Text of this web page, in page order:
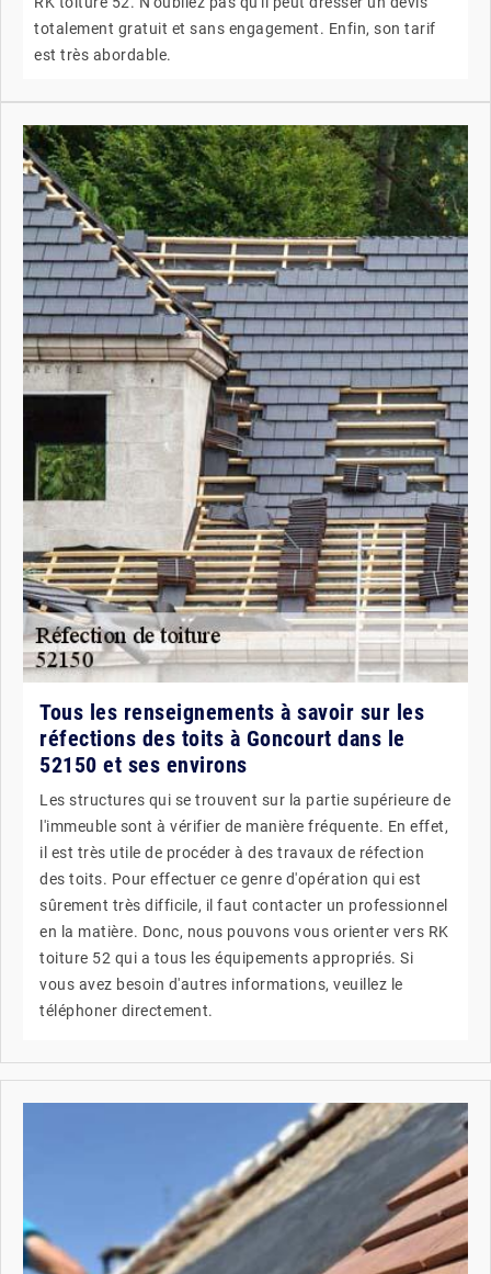
totalement gratuit et sans engagement. Enfin, son tarif
est très abordable.
Tous les renseignements à savoir sur les
réfections des toits à Goncourt dans le
52150 et ses environs
Les structures qui se trouvent sur la partie supérieure de
l'immeuble sont à vérifier de manière fréquente. En effet,
il est très utile de procéder à des travaux de réfection
des toits. Pour effectuer ce genre d'opération qui est
sûrement très difficile, il faut contacter un professionnel
en la matière. Donc, nous pouvons vous orienter vers RK
toiture 52 qui a tous les équipements appropriés. Si
vous avez besoin d'autres informations, veuillez le
téléphoner directement.